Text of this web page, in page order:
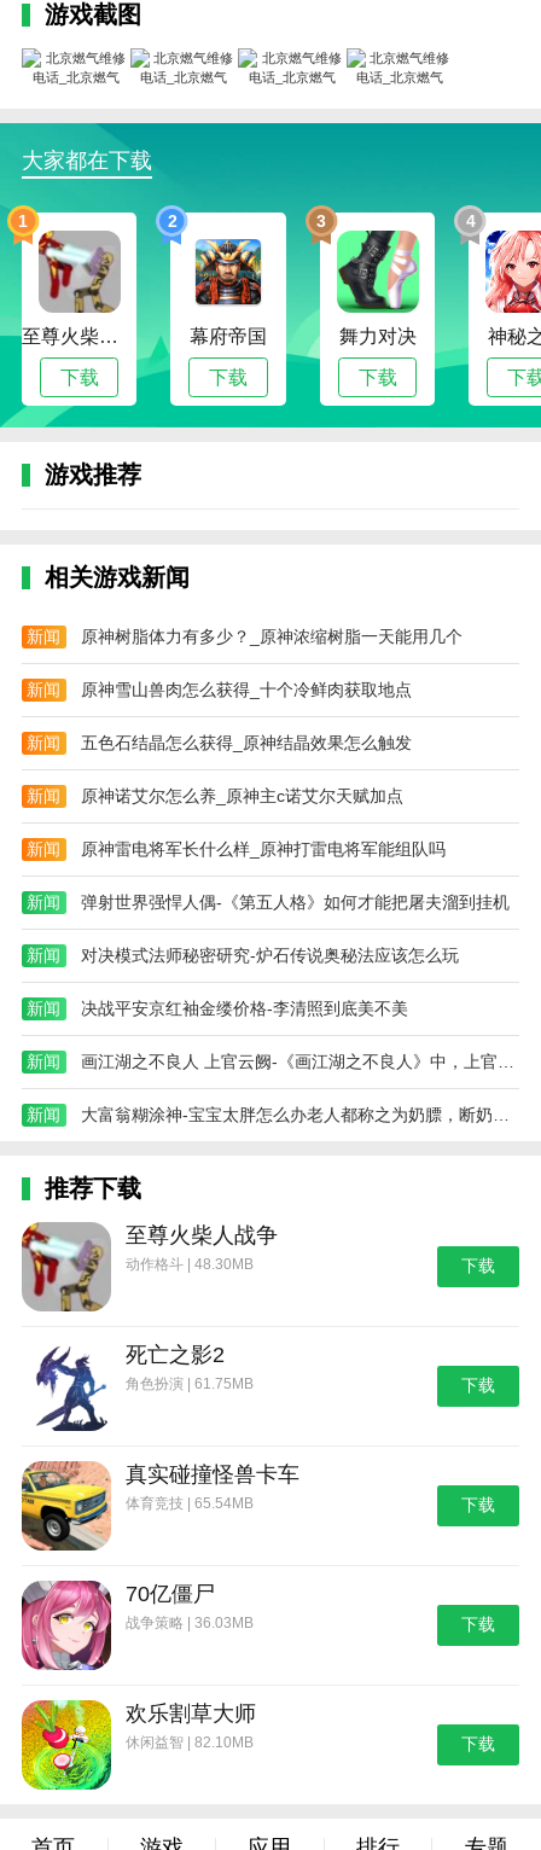
向主页添加余额和地址字段。
游戏截图
大家都在下载
1
至尊火柴人战争
下载
2
幕府帝国
下载
3
舞力对决
下载
4
神秘
下
游戏推荐
相关游戏新闻
新闻 原神树脂体力有多少？_原神浓缩树脂一天能用几个
新闻 原神雪山兽肉怎么获得_十个冷鲜肉获取地点
新闻 五色石结晶怎么获得_原神结晶效果怎么触发
新闻 原神诺艾尔怎么养_原神主c诺艾尔天赋加点
新闻 原神雷电将军长什么样_原神打雷电将军能组队吗
新闻 弹射世界强悍人偶-《第五人格》如何才能把屠夫溜到挂机
新闻 对决模式法师秘密研究-炉石传说奥秘法应该怎么玩
新闻 决战平安京红袖金缕价格-李清照到底美不美
新闻
新闻
推荐下载
至尊火柴人战争
动作格斗 | 48.30MB 下载
死亡之影2
角色扮演 | 61.75MB 下载
真实碰撞怪兽卡车
体育竞技 | 65.54MB 下载
70亿僵尸
战争策略 | 36.03MB 下载
欢乐割草大师
休闲益智 | 82.10MB 下载